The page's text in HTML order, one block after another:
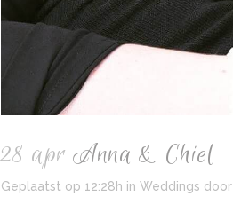
28 apr Anna & Chiel
Geplaatst op 12:28h in Weddings door